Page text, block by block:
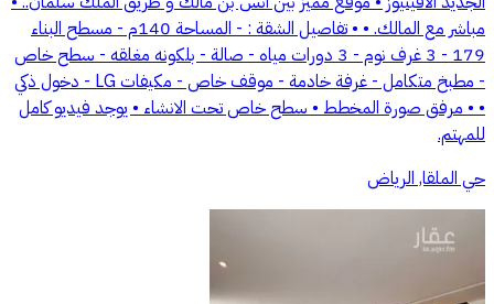
مباشر مع المالك. • • تفاصيل الشقة : - المساحة 140م - مسطح البناء
179 - 3 غرف نوم - 3 دورات مياه - صالة - بلكونه مغلقه - سطح خاص
- مطبخ متكامل - غرفة خادمة - موقف خاص - مكيفات LG - دخول ذكي
• • مرفق صورة المخطط • سطح خاص تحت الانشاء • يوجد فيديو كامل
للمهتم.
حي الملقا, الرياض